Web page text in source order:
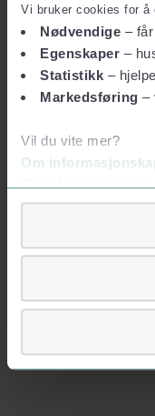
Vi bruker cookies for å
Nødvendige –
Egenskaper –
Statistikk –
Markedsføring –
Vil du vite mer?
Om
Googles
Vi lagrer aldri